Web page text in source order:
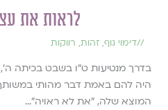
לראות את
//דימוי גוף, זהות, רווקות
בדרך מנטיעות ט"ו בשבט בכיתה ה',
היה להם באמת דבר מהותי
המוצא שלה, "את לא ראויה"...